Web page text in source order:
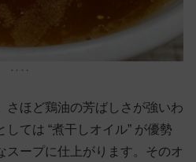
‥‥
さほど鶏油の芳ばしさが強いわ
ては “煮干しオイル” が優勢
スープに仕上がります。そのオ